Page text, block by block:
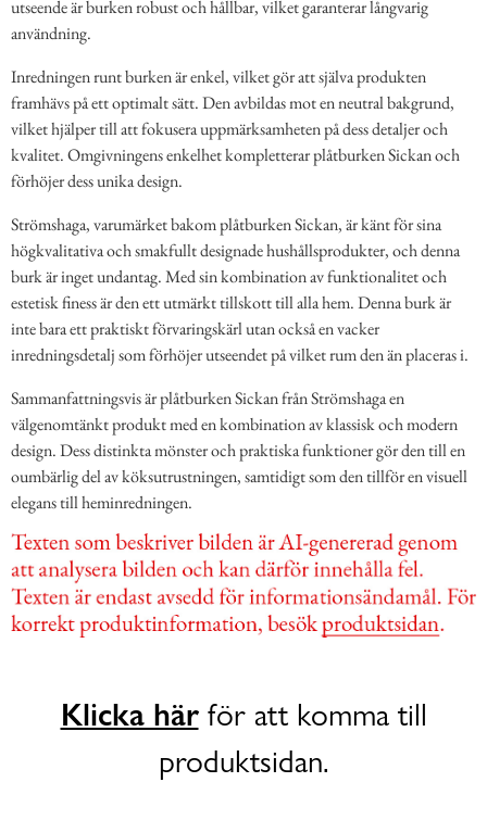
utseende är burken robust och hållbar, vilket garanterar långvarig
användning.
Inredningen runt burken är enkel, vilket gör att själva produkten
framhävs på ett optimalt sätt. Den avbildas mot en neutral bakgrund,
vilket hjälper till att fokusera uppmärksamheten på dess detaljer och
kvalitet. Omgivningens enkelhet kompletterar plåtburken Sickan och
förhöjer dess unika design.
Strömshaga, varumärket bakom plåtburken Sickan, är känt för sina
högkvalitativa och smakfullt designade hushållsprodukter, och denna
burk är inget undantag. Med sin kombination av funktionalitet och
estetisk finess är den ett utmärkt tillskott till alla hem. Denna burk är
inte bara ett praktiskt förvaringskärl utan också en vacker
inredningsdetalj som förhöjer utseendet på vilket rum den än placeras i.
Sammanfattningsvis är plåtburken Sickan från Strömshaga en
välgenomtänkt produkt med en kombination av klassisk och modern
design. Dess distinkta mönster och praktiska funktioner gör den till en
oumbärlig del av köksutrustningen, samtidigt som den tillför en visuell
elegans till heminredningen.
Klicka härför att komma till
produktsidan.